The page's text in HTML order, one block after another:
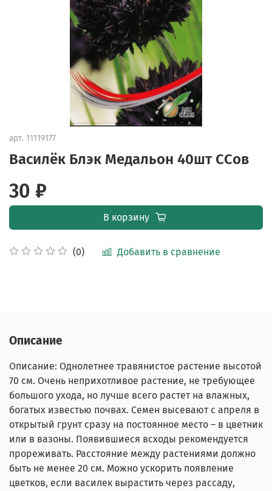
арт. 11119177
Василёк Блэк Медальон 40шт ССов
(0) Добавить в сравнение
30 ₽
В корзину
Описание
Описание: Однолетнее травянистое растение высотой
70 см. Очень неприхотливое растение, не требующее
большого ухода, но лучше всего растет на влажных,
богатых известью почвах. Семен высевают с апреля в
открытый грунт сразу на постоянное место – в цветник
или в вазоны. Появившиеся всходы рекомендуется
прореживать. Расстояние между растениями должно
быть не менее 20 см. Можно ускорить появление
цветков, если василек вырастить через рассаду,